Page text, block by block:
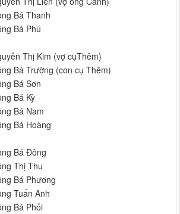
Bá Thanh
Bá Phú
Thị Kim (vợ cụThêm)
Bá Trường (con cụ Thêm)
Bá Sơn
Bá Kỳ
Bá Nam
Bá Hoàng
Bá Đông
Thị Thu
Bá Phương
Tuấn Anh
Bá Phối